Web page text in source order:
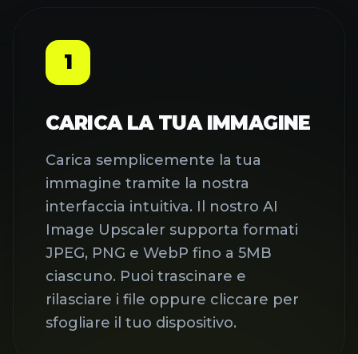
1
CARICA LA TUA IMMAGINE
Carica semplicemente la tua
immagine tramite la nostra
interfaccia intuitiva. Il nostro AI
Image Upscaler supporta formati
JPEG, PNG e WebP fino a 5MB
ciascuno. Puoi trascinare e
rilasciare i file oppure cliccare per
sfogliare il tuo dispositivo.